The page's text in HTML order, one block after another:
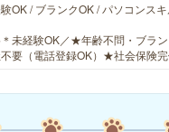
OK / ブランクOK / パソコンス
未経験OK／★年齢不問・ブラ
要（電話登録OK）★社会保険